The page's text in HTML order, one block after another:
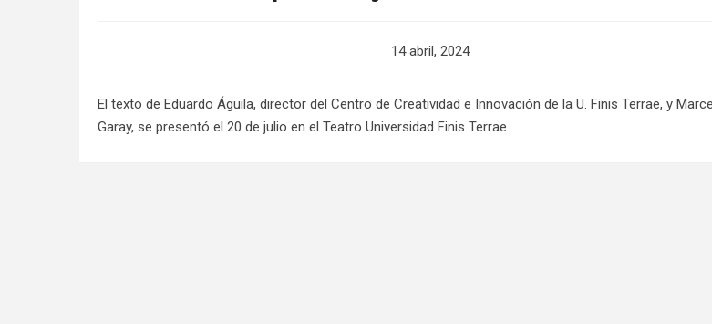
14 abril, 2024
El texto de Eduardo Águila, director del Centro de Creatividad e Innovación de la U. Finis Terrae, y
Garay, se presentó el 20 de julio en el Teatro Universidad Finis Terrae.